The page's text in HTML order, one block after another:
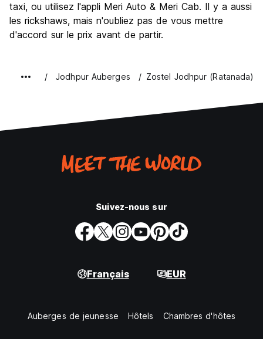
taxi, ou utilisez l'appli Meri Auto & Meri Cab. Il y a aussi
les rickshaws, mais n'oubliez pas de vous mettre
d'accord sur le prix avant de partir.
Jodhpur Auberges Zostel Jodhpur (Ratanada)
Suivez-nous sur
Français EUR
Auberges de jeunesse Hôtels Chambres d'hôtes